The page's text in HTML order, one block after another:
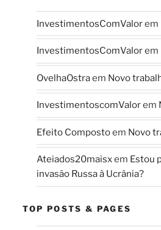
InvestimentosComValorem
InvestimentosComValorem
OvelhaOstraem Novo
InvestimentoscomValorem
Efeito Compostoem Novo
Ateiados20maisxem Estou
invasão Russa à Ucrânia?
TOP POSTS & PAGES